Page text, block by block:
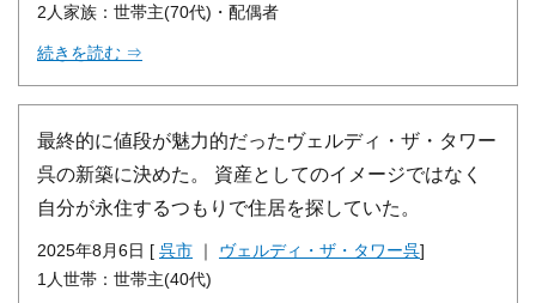
2人家族：世帯主(70代)・配偶者
続きを読む ⇒
最終的に値段が魅力的だったヴェルディ・ザ・タワー
呉の新築に決めた。 資産としてのイメージではなく
自分が永住するつもりで住居を探していた。
2025年8月6日 [ 呉市 ｜ ヴェルディ・ザ・タワー呉]
1人世帯：世帯主(40代)